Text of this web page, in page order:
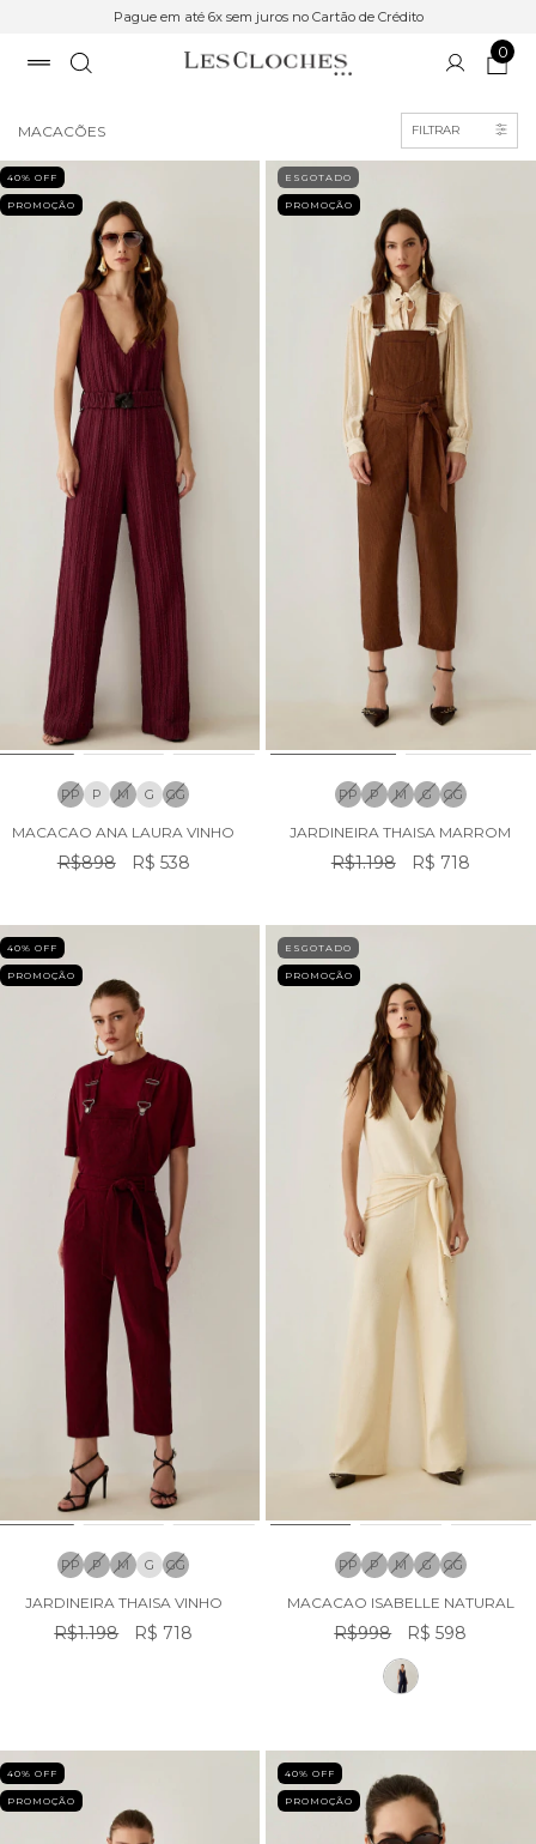
Pague em até 6x sem juros no Cartão de Crédito
0
SALE
MACACÕES FILTRAR
40% OFF
PROMOÇÃO
PP P M G GG
MACACAO ANA LAURA VINHO
R$898 R$ 538
ESGOTADO
PROMOÇÃO
PP P M G GG
JARDINEIRA THAISA MARROM
R$1.198 R$ 718
40% OFF
PROMOÇÃO
PP P M G GG
JARDINEIRA THAISA VINHO
R$1.198 R$ 718
ESGOTADO
PROMOÇÃO
PP P M G GG
MACACAO ISABELLE NATURAL
R$998 R$ 598
40% OFF
PROMOÇÃO
40% OFF
PROMOÇÃO